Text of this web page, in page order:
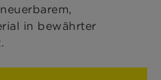
in bewährter